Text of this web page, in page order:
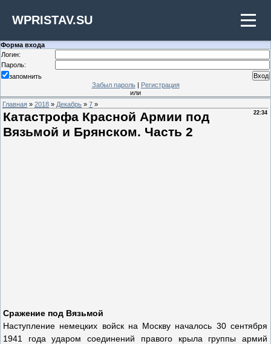
WPRISTAV.SU
Форма входа
Логин:
Пароль:
запомнить
Забыл пароль| Регистрация
или
Главная » 2018 » Декабрь » 7 »
22:34
Катастрофа Красной Армии под
Вязьмой и Брянском. Часть 2
Сражение под Вязьмой
Наступление немецких войск на Москву началось 30 сентября
1941 года ударом соединений правого крыла группы армий